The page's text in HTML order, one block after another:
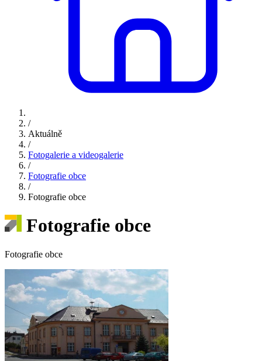
/
Aktuálně
/
Fotogalerie a videogalerie
/
Fotografie obce
/
Fotografie obce
Fotografie obce
Fotografie obce